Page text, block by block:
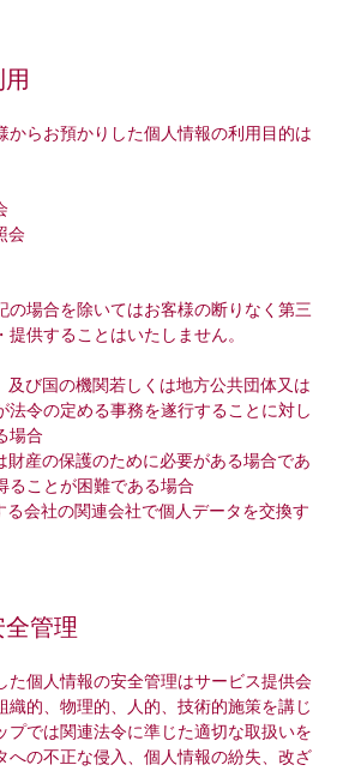
からお預かりした個人情報の利用目的は
会
の場合を除いてはお客様の断りなく第三
供することはいたしません。
及び国の機関若しくは地方公共団体又は
法令の定める事務を遂行することに対し
場合
財産の保護のために必要がある場合であ
ることが困難である場合
会社の関連会社で個人データを交換す
管理
た個人情報の安全管理はサービス提供会
織的、物理的、人的、技術的施策を講じ
プでは関連法令に準じた適切な取扱いを
への不正な侵入、個人情報の紛失、改ざ